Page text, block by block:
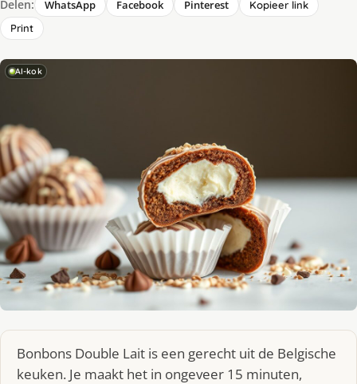
Delen: WhatsApp Facebook Pinterest
Kopieer link
Print
AI-kok
Bonbons Double Lait is een gerecht uit de Belgische
keuken. Je maakt het in ongeveer 15 minuten,